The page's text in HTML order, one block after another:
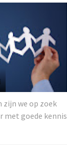
zijn we op zoek
met goede kennis